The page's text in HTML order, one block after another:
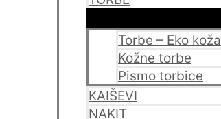
Torbe – Eko koža
Kožne torbe
Pismo torbice
KAIŠEVI
NAKIT